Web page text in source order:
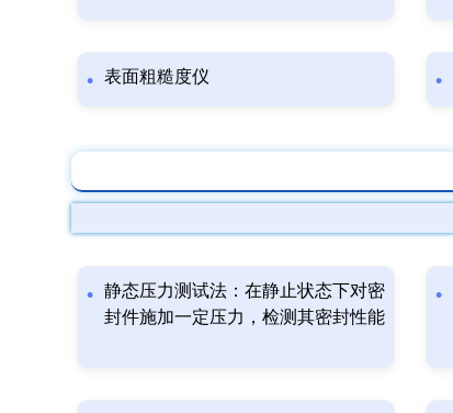
表面粗糙度仪
静态压力测试法：在静止状态下对密
封件施加一定压力，检测其密封性能